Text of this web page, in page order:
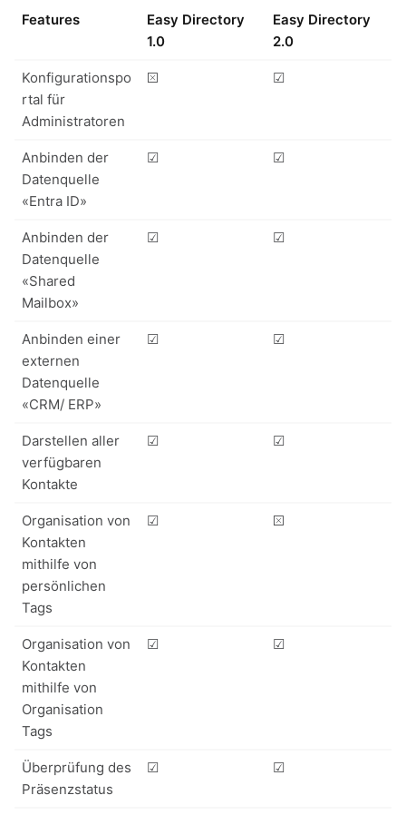
Features
Easy Directory
1.0
Easy Directory
2.0
Konfigurationspo
rtal für
Administratoren
⮽ ☑
Anbinden der
Datenquelle
«Entra ID»
☑ ☑
Anbinden der
Datenquelle
«Shared
Mailbox»
☑ ☑
Anbinden einer
externen
Datenquelle
«CRM/ ERP»
☑ ☑
Darstellen aller
verfügbaren
Kontakte
☑ ☑
Organisation von
Kontakten
mithilfe von
persönlichen
Tags
☑ ⮽
Organisation von
Kontakten
mithilfe von
Organisation
Tags
☑ ☑
Überprüfung des
Präsenzstatus
☑ ☑